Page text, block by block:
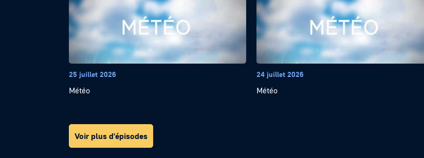
25 juillet 2026
Météo
24 juillet 2026
Météo
Voir plus d'épisodes